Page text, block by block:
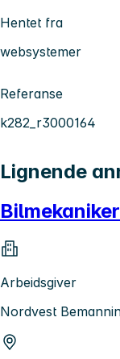
Hentet fra
websystemer
Referanse
k282_r3000164
Lignende
Bilmekaniker
Arbeidsgiver
Nordvest